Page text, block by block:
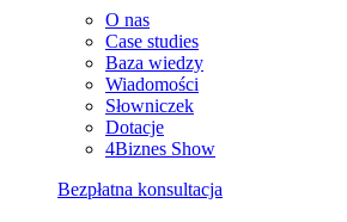
O nas
Case studies
Baza wiedzy
Wiadomości
Słowniczek
Dotacje
4Biznes Show
Bezpłatna konsultacja